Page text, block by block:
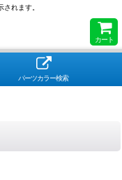
れます。
カート
パーツカラー検索